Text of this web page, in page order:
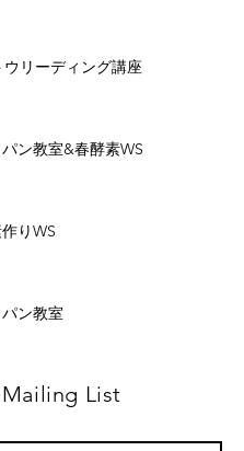
ウリーディング講座
ン教室&春酵素WS
りWS
ン教室
List